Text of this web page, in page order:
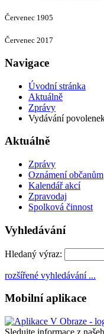
Červenec 1905
Červenec 2017
Navigace
Úvodní stránka
Aktuálně
Zprávy
Vydávání
Aktuálně
Zprávy
Oznámení občanům
Kalendář akcí
Zpravodaj
Spolková činnost
Vyhledávání
Hledaný výraz:
rozšířené vyhledávání ...
Mobilní aplikace
Sledujte informace z